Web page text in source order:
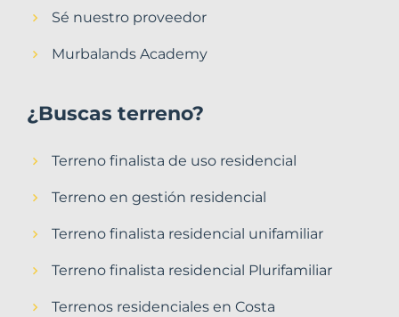
Sé nuestro proveedor
Murbalands Academy
¿Buscas terreno?
Terreno finalista de uso residencial
Terreno en gestión residencial
Terreno finalista residencial unifamiliar
Terreno finalista residencial Plurifamiliar
Terrenos residenciales en Costa